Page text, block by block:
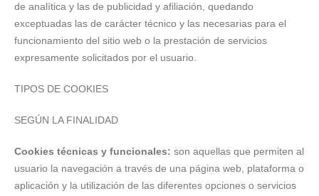
de analítica y las de publicidad y afiliación, quedando
exceptuadas las de carácter técnico y las necesarias para el
funcionamiento del sitio web o la prestación de servicios
expresamente solicitados por el usuario.
TIPOS DE COOKIES
SEGÚN LA FINALIDAD
Cookies técnicas y funcionales: son aquellas que permiten al
usuario la navegación a través de una página web, plataforma o
aplicación y la utilización de las diferentes opciones o servicios